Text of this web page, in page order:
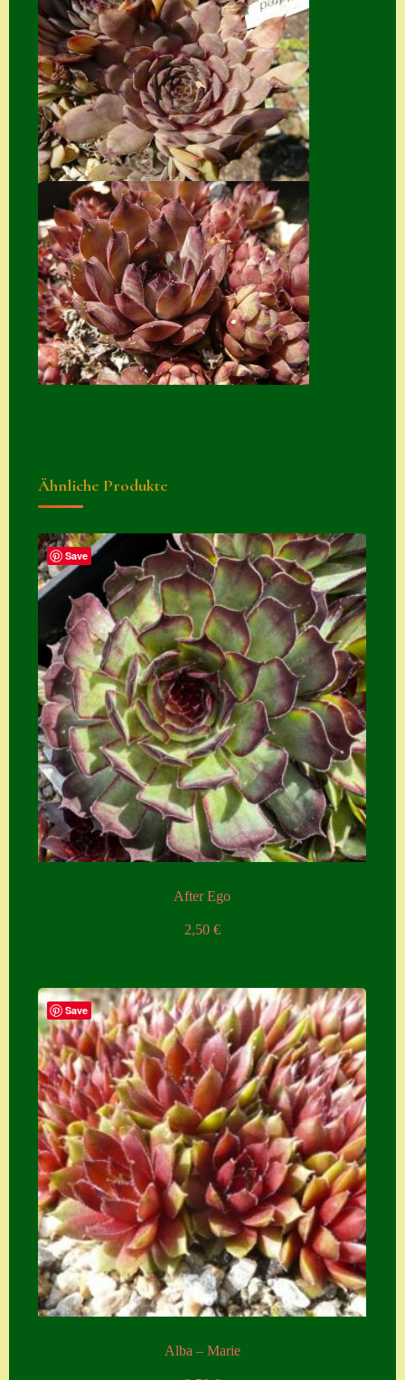
S. x nixonii
Semps die ich
suche
Semps von A – Z
Shop
Suche
Sue Thomas
Translator
Versand
Versand von
Semps
Warenkorb
Zahlungs- &
Versandinfos
Zubehör
Zubehör
Ähnliche Produkte
Save
After Ego
2,50 €
Save
Alba – Marie